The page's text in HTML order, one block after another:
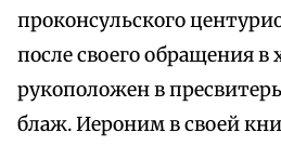
проконсульского
после своего обращения в
рукоположен в
блаж. Иероним в своей